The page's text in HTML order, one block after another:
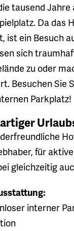
tausend
Da das
ist ein Besuch
sich
zu oder
Besuchen Sie
Parkplatz!
für
gleichzeitig
interner